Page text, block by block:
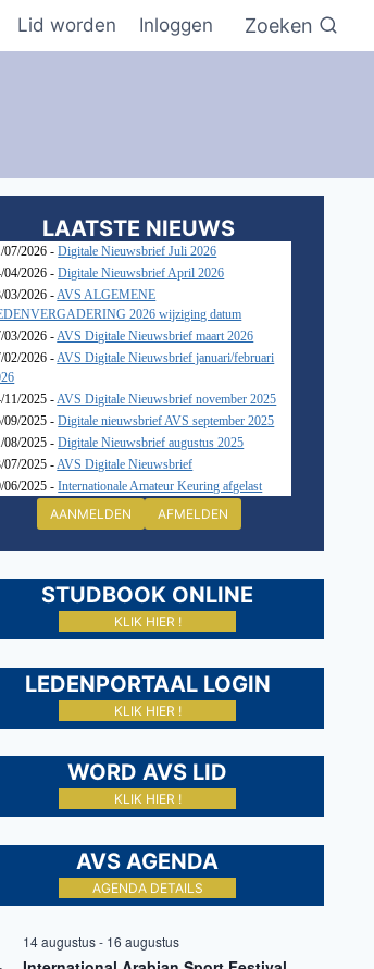
Lid worden Inloggen Zoeken
LAATSTE NIEUWS
07/2026 -Digitale Nieuwsbrief Juli 2026
04/2026 -Digitale Nieuwsbrief April 2026
03/2026 -AVS ALGEMENE
2026 wijziging datum
03/2026 -AVS Digitale Nieuwsbrief maart 2026
02/2026 -AVS Digitale Nieuwsbrief januari/februari
11/2025 -AVS Digitale Nieuwsbrief november 2025
09/2025 -Digitale nieuwsbrief AVS september 2025
08/2025 -Digitale Nieuwsbrief augustus 2025
07/2025 -AVS Digitale Nieuwsbrief
06/2025 -Internationale Amateur Keuring afgelast
AANMELDEN AFMELDEN
STUDBOOK ONLINE
KLIK HIER !
LEDENPORTAAL LOGIN
KLIK HIER !
WORD AVS LID
KLIK HIER !
AVS AGENDA
AGENDA DETAILS
14 augustus- 16 augustus